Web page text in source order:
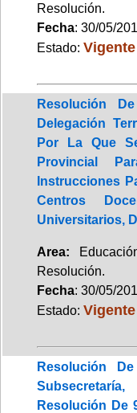
Resolución.
Fecha: 30/05/
Estado: Vigente
Resolución
Delegación
Por La Que
Provincial
Instrucciones
Centros
Universitarios,
Area:
Resolución.
Fecha: 30/05/
Estado: Vigente
Resolución
Resolución De